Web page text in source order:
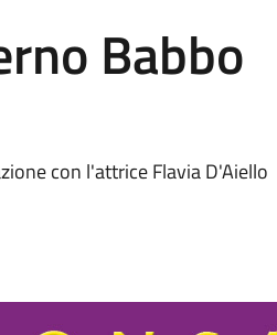
Babbo
con l'attrice Flavia D'Aiello